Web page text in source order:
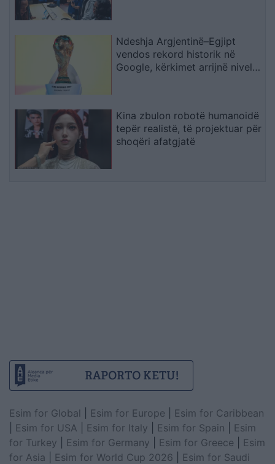
Ndeshja Argjentinë–Egjipt
vendos rekord historik në
Google, kërkimet arrijnë nivele
Kina zbulon robotë humanoidë
tepër realistë, të projektuar për
shoqëri afatgjatë
Esim for Global Esim for Europe
Esim for Caribbean
Esim for USA Esim for Italy Esim for Spain
Esim
for Turkey
Esim for Germany Esim for Greece
Esim
for Asia
Esim for World Cup 2026
Esim for Saudi